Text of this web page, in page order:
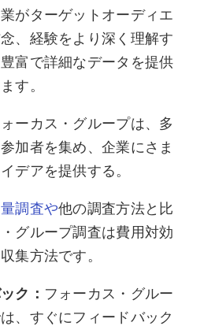
がターゲットオーディエ
、経験をより深く理解す
富で詳細なデータを提供
す。
ーカス・グループは、多
加者を集め、企業にさま
デアを提供する。
調査や他の調査方法と比
グループ調査は費用対効
集方法です。
ク： フォーカス・グルー
、すぐにフィードバック